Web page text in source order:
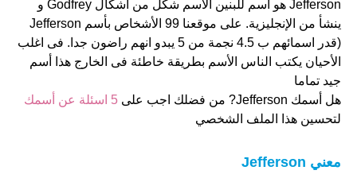
Jefferson هو اسم للبنين الأسم شكل من أشكال Godfrey و
ينشأ من الإنجليزية. على موقعنا 99 الأشخاص بأسم Jefferson
(قدر اسمائهم ب 4.5 نجمة من 5 يبدو انهم راضون جدا. فى اغلب
الأحيان يكتب الناس الأسم بطريقة خاطئة فى الخارج هذا أسم
جيد تماما
هل أسمك Jefferson? من فضلك اجب على
5 اسئلة عن أسمك
لتحسين هذا الملف الشخصي
معني Jefferson